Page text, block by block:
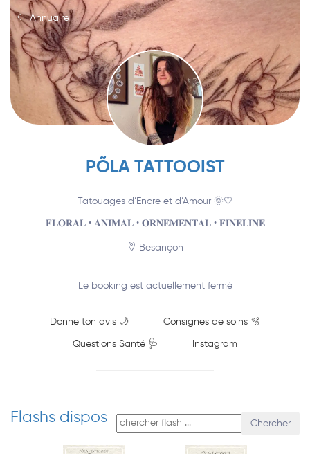
Annuaire
PÕLA TATTOOIST
Tatouages d’Encre et d’Amour 🌞🤍
𝐅𝐋𝐎𝐑𝐀𝐋 • 𝐀𝐍𝐈𝐌𝐀𝐋 • 𝐎𝐑𝐍𝐄𝐌𝐄𝐍𝐓𝐀𝐋 • 𝐅𝐈𝐍𝐄𝐋𝐈𝐍𝐄
Besançon
Le booking est actuellement fermé
Donne ton avis 🌙 Consignes de soins 🫧
Questions Santé 🩺 Instagram
Flashs dispos Chercher